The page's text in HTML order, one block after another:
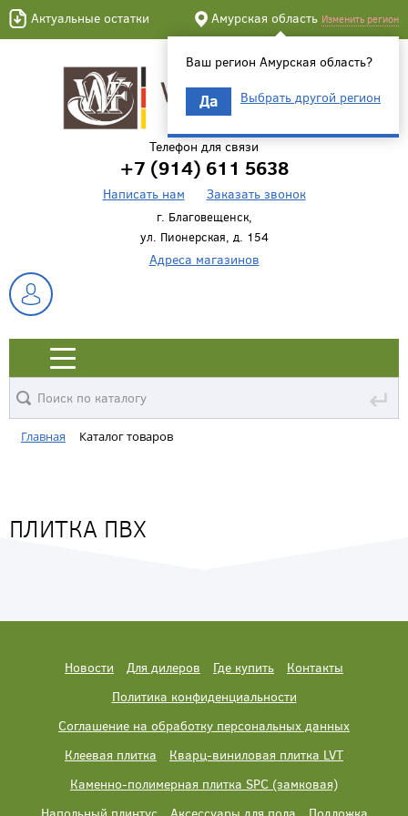
Актуальные остатки Амурская область Изменить регион
Ваш регион Амурская область?
Да Выбрать другой регион
Телефон для связи
+7 (914) 611 5638
Написать нам Заказать звонок
г. Благовещенск,
ул. Пионерская, д. 154
Адреса магазинов
↵
Главная Каталог товаров
ПЛИТКА ПВХ
Новости Для дилеров Где купить
Контакты
Политика конфиденциальности
Соглашение на обработку персональных данных
Клеевая плитка
Кварц-виниловая плитка LVT
Каменно-полимерная плитка SPC (замковая)